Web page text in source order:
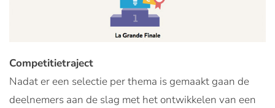
Competitietraject
Nadat er een selectie per thema is gemaakt gaan de
deelnemers aan de slag met het ontwikkelen van een